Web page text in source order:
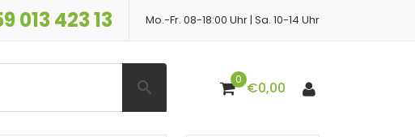
013 423 13 Mo.-Fr. 08-18:00 Uhr | Sa. 10-14 Uhr
0 €0,00